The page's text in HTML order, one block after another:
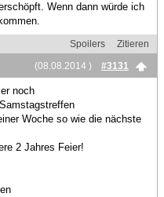
Wenn dann würde ich
Spoilers
Zitieren
(08.08.2014 )
#3131
noch
Woche so wie die nächste
2 Jahres Feier!